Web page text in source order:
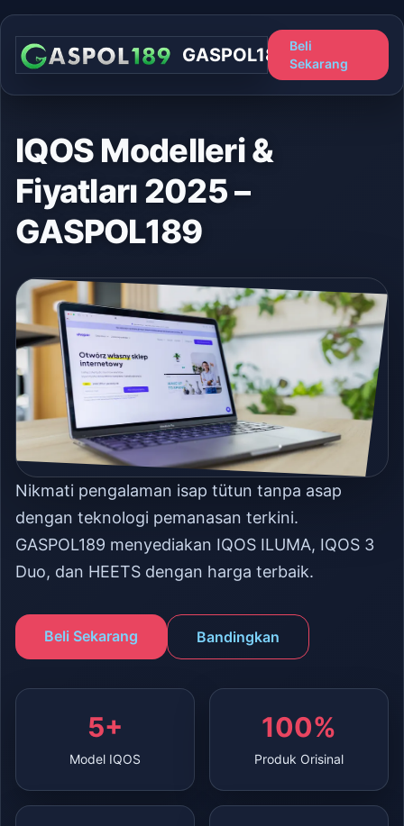
GASPOL189
Beli
Sekarang
IQOS Modelleri &
Fiyatları 2025 –
GASPOL189
Nikmati pengalaman isap tütun tanpa asap
dengan teknologi pemanasan terkini.
GASPOL189 menyediakan IQOS ILUMA, IQOS 3
Duo, dan HEETS dengan harga terbaik.
Beli Sekarang Bandingkan
5+
Model IQOS
100%
Produk Orisinal